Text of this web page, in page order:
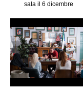
sala il 6 dicembre